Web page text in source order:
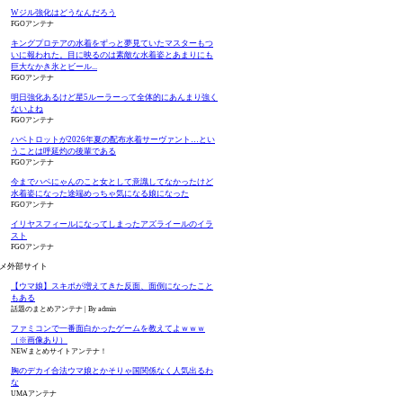
Wジル強化はどうなんだろう
FGOアンテナ
キングプロテアの水着をずっと夢見ていたマスターもつ
いに報われた。目に映るのは素敵な水着姿とあまりにも
巨大なかき氷とビール...
FGOアンテナ
明日強化あるけど星5ルーラーって全体的にあんまり強く
ないよね
FGOアンテナ
ハベトロットが2026年夏の配布水着サーヴァント…とい
うことは呼延灼の後輩である
FGOアンテナ
今までハベにゃんのこと女として意識してなかったけど
水着姿になった途端めっちゃ気になる娘になった
FGOアンテナ
イリヤスフィールになってしまったアズライールのイラ
スト
FGOアンテナ
外部サイト
【ウマ娘】スキポが増えてきた反面、面倒になったこと
もある
話題のまとめアンテナ By admin
ファミコンで一番面白かったゲームを教えてよｗｗｗ
（※画像あり）
NEWまとめサイトアンテナ！
胸のデカイ合法ウマ娘とかそりゃ国関係なく人気出るわ
な
UMAアンテナ